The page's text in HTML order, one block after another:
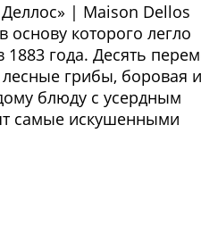
| Maison Dellos
основу которого легло
года. Десять
грибы, боровая и
блюду с усердным
самые искушенными